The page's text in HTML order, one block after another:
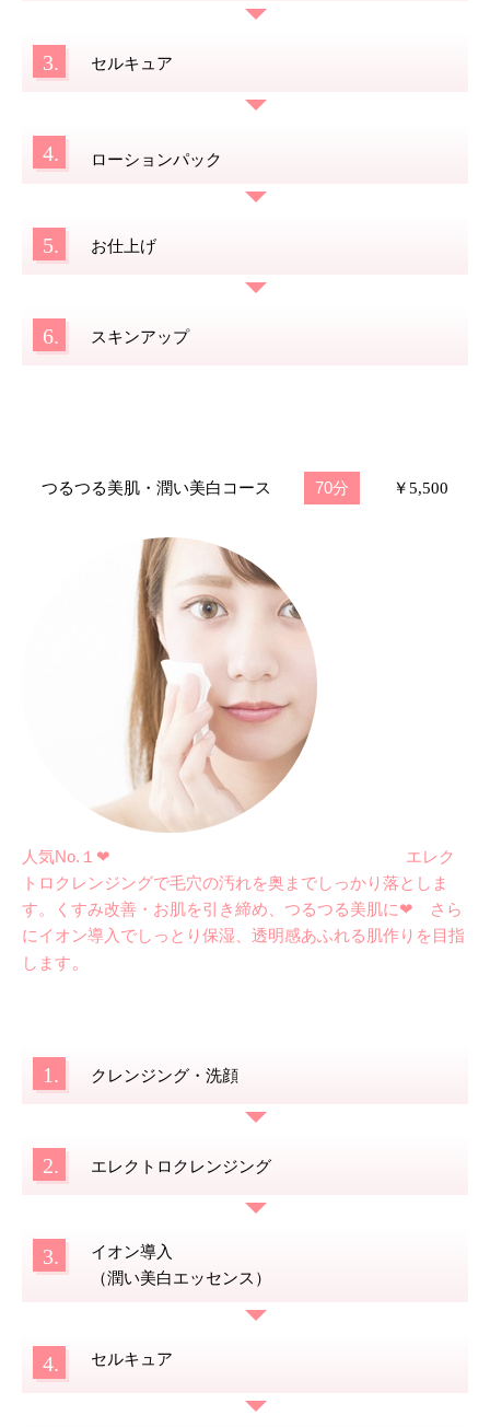
3. セルキュア
4. ローションパック
5. お仕上げ
6. スキンアップ
つるつる美肌・潤い美白コース 70分 ￥5,500
人気No.１❤ エレク
トロクレンジングで毛穴の汚れを奥までしっかり落としま
す。くすみ改善・お肌を引き締め、 つるつる美肌に❤
さら
にイオン導入でしっとり保湿、透明感あふれる肌作りを目指
します。
1. クレンジング・洗顔
2. エレクトロクレンジング
3.
イオン導入
（潤い美白エッセンス）
4. セルキュア